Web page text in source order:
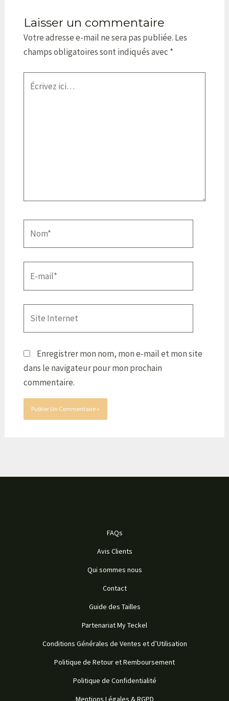
Laisser un commentaire
Votre adresse e-mail ne sera pas publiée. Les
champs obligatoires sont indiqués avec *
Écrivez
ici…
mail*
Internet
Enregistrer mon nom, mon e-mail et mon site
dans le navigateur pour mon prochain
commentaire.
FAQs
Avis Clients
Qui sommes nous
Contact
Guide des Tailles
Partenariat My Teckel
Conditions Générales de Ventes et d’Utilisation
Politique de Retour et Remboursement
Politique de Confidentialité
Mentions Légales & RGPD